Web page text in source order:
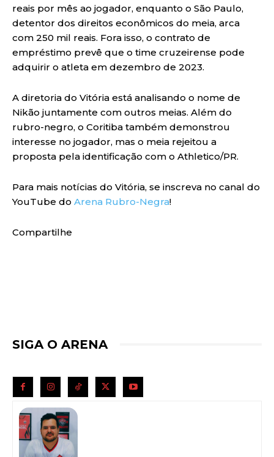
reais por mês ao jogador, enquanto o São Paulo,
detentor dos direitos econômicos do meia, arca
com 250 mil reais. Fora isso, o contrato de
empréstimo prevê que o time cruzeirense pode
adquirir o atleta em dezembro de 2023.
A diretoria do Vitória está analisando o nome de
Nikão juntamente com outros meias. Além do
rubro-negro, o Coritiba também demonstrou
interesse no jogador, mas o meia rejeitou a
proposta pela identificação com o Athletico/PR.
Para mais notícias do Vitória, se inscreva no canal do
YouTube do Arena Rubro-Negra!
Compartilhe
SIGA O ARENA